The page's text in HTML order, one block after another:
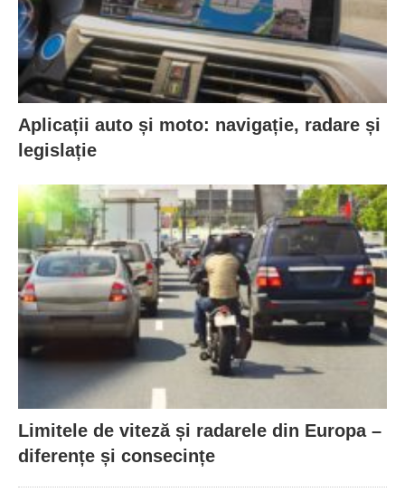
Aplicații auto și moto: navigație, radare și
legislație
Limitele de viteză și radarele din Europa –
diferențe și consecințe